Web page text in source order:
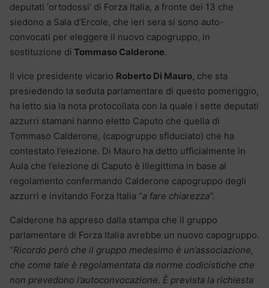
deputati ‘ortodossi’ di Forza Italia, a fronte dei 13 che
siedono a Sala d’Ercole, che ieri sera si sono auto-
convocati per eleggere il nuovo capogruppo, in
sostituzione di Tommaso Calderone.
Il vice presidente vicario Roberto Di Mauro, che sta
presiedendo la seduta parlamentare di questo pomeriggio,
ha letto sia la nota protocollata con la quale i sette deputati
azzurri stamani hanno eletto Caputo che quella di
Tommaso Calderone, (capogruppo sfiduciato) che ha
contestato l’elezione. Di Mauro ha detto ufficialmente in
Aula che l’elezione di Caputo è illegittima in base al
regolamento confermando Calderone capogruppo degli
azzurri e invitando Forza Italia “a fare chiarezza”.
Calderone ha appreso dalla stampa che il gruppo
parlamentare di Forza Italia avrebbe un nuovo capogruppo.
“Ricordo però che il gruppo medesimo è un’associazione,
che come tale è regolamentata da norme codicistiche che
non prevedono l’autoconvocazione. È prevista la richiesta